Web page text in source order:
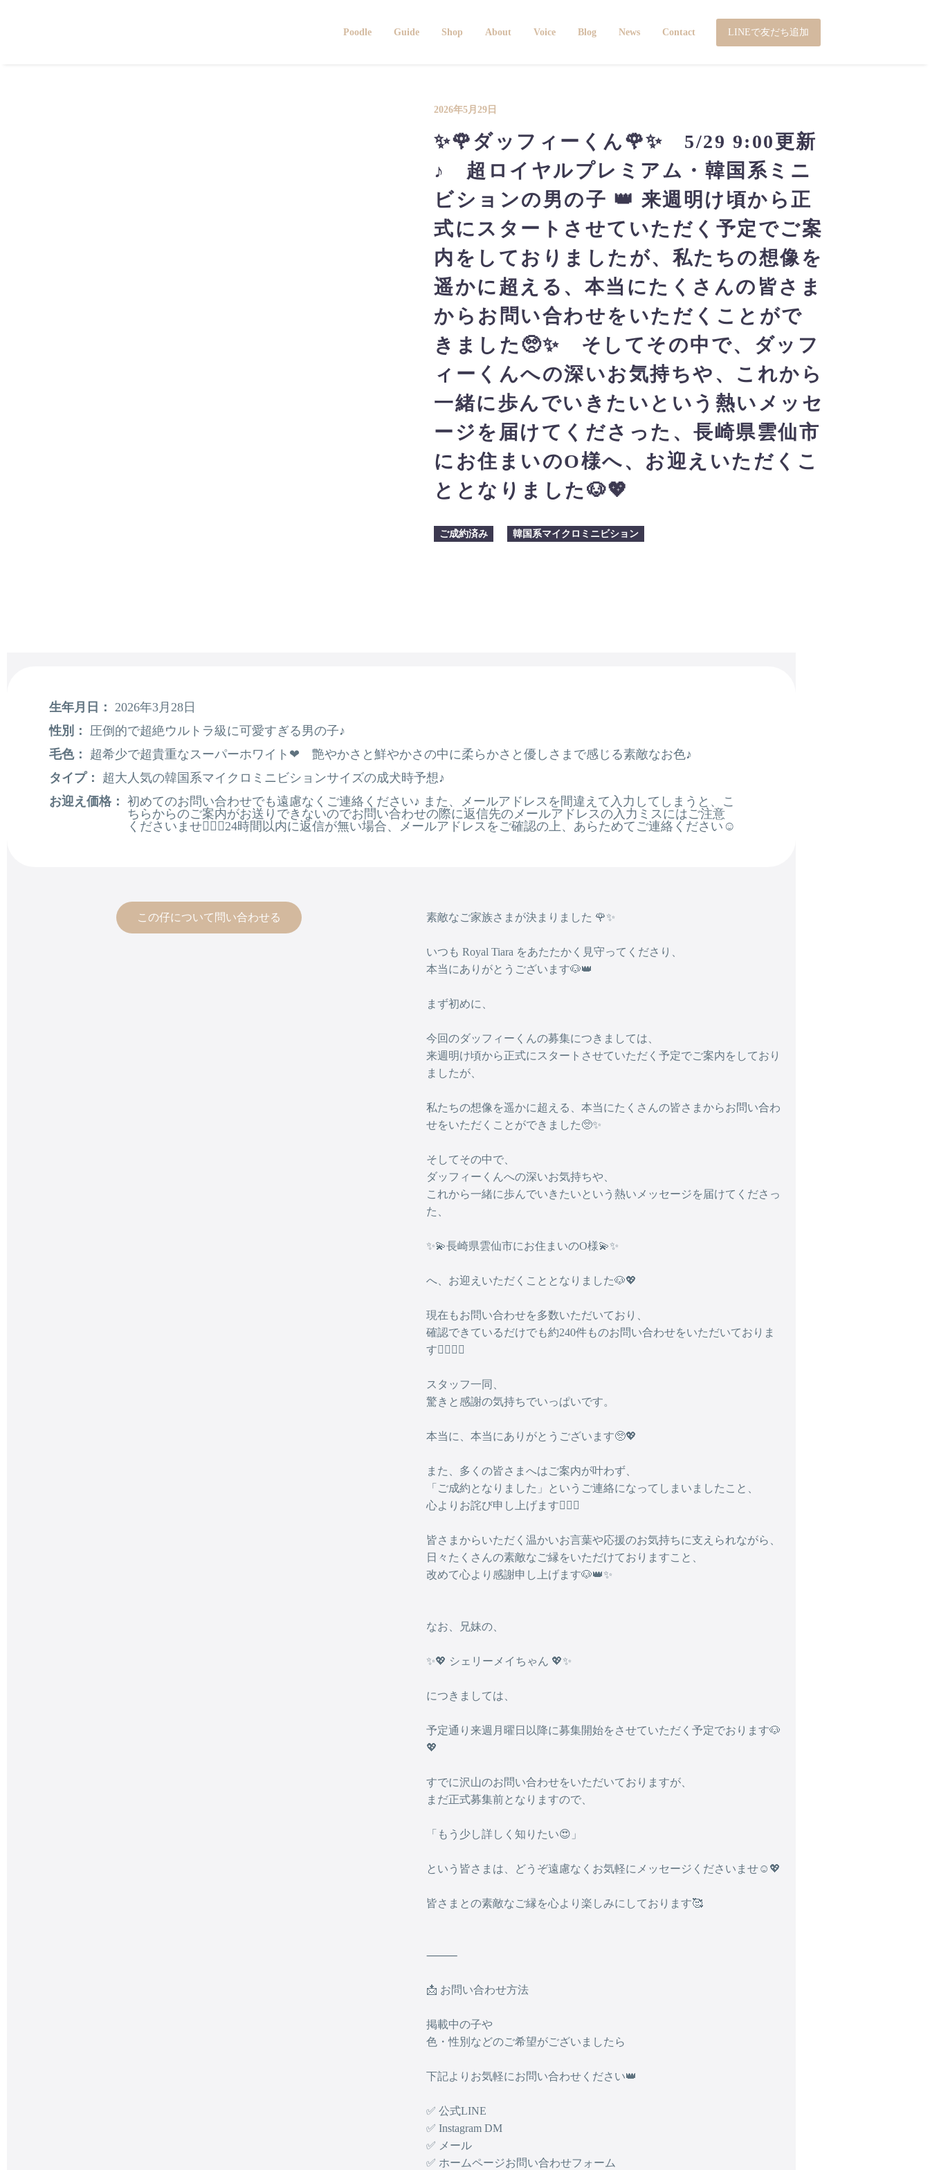
Poodle Guide Shop About Voice Blog News Contact LINEで友だち追加
2026年5月29日
✨🌹ダッフィーくん🌹✨ 5/29 9:00更新
♪ 超ロイヤルプレミアム・韓国系ミニ
ビションの男の子 👑 来週明け頃から正
式にスタートさせていただく予定でご案
内をしておりましたが、私たちの想像を
遥かに超える、本当にたくさんの皆さま
からお問い合わせをいただくことがで
きました🥺✨ そしてその中で、ダッフ
ィーくんへの深いお気持ちや、これから
一緒に歩んでいきたいという熱いメッセ
ージを届けてくださった、長崎県雲仙市
にお住まいのO様へ、お迎えいただくこ
ととなりました🐶💖
ご成約済み 韓国系マイクロミニビション
生年月日： 2026年3月28日
性別：
圧倒的で超絶ウルトラ級に可愛すぎる男の子♪
毛色：
超希少で超貴重なスーパーホワイト❤ 艶やかさと鮮やかさの中に柔らかさと優しさまで感じる素敵なお色♪
タイプ：
超大人気の韓国系マイクロミニビションサイズの成犬時予想♪
お迎え価格： 初めてのお問い合わせでも遠慮なくご連絡ください♪ また、メールアドレスを間違えて入力してしまうと、こ
ちらからのご案内がお送りできないのでお問い合わせの際に返信先のメールアドレスの入力ミスにはご注意
くださいませ🙇🏻‍♂️24時間以内に返信が無い場合、メールアドレスをご確認の上、あらためてご連絡ください☺️
この仔について問い合わせる 素敵なご家族さまが決まりました 🌹✨
いつも Royal Tiara をあたたかく見守ってくださり、
本当にありがとうございます🐶👑
まず初めに、
今回のダッフィーくんの募集につきましては、
来週明け頃から正式にスタートさせていただく予定でご案内をしており
ましたが、
私たちの想像を遥かに超える、本当にたくさんの皆さまからお問い合わ
せをいただくことができました🥺✨
そしてその中で、
ダッフィーくんへの深いお気持ちや、
これから一緒に歩んでいきたいという熱いメッセージを届けてくださっ
た、
✨💫長崎県雲仙市にお住まいのO様💫✨
へ、お迎えいただくこととなりました🐶💖
現在もお問い合わせを多数いただいており、
確認できているだけでも約240件ものお問い合わせをいただいておりま
す🙇🏻‍♂️✨
スタッフ一同、
驚きと感謝の気持ちでいっぱいです。
本当に、本当にありがとうございます🥺💖
また、多くの皆さまへはご案内が叶わず、
「ご成約となりました」というご連絡になってしまいましたこと、
心よりお詫び申し上げます🙇🏻‍♂️
皆さまからいただく温かいお言葉や応援のお気持ちに支えられながら、
日々たくさんの素敵なご縁をいただけておりますこと、
改めて心より感謝申し上げます🐶👑✨
なお、兄妹の、
✨💖 シェリーメイちゃん 💖✨
につきましては、
予定通り来週月曜日以降に募集開始をさせていただく予定でおります🐶
💖
すでに沢山のお問い合わせをいただいておりますが、
まだ正式募集前となりますので、
「もう少し詳しく知りたい😍」
という皆さまは、どうぞ遠慮なくお気軽にメッセージくださいませ☺️💖
皆さまとの素敵なご縁を心より楽しみにしております🥰
⸻
📩 お問い合わせ方法
掲載中の子や
色・性別などのご希望がございましたら
下記よりお気軽にお問い合わせください👑
✅ 公式LINE
✅ Instagram DM
✅ メール
✅ ホームページお問い合わせフォーム